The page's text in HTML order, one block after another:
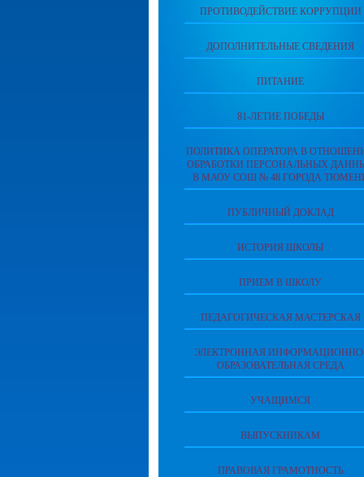
ПРОТИВОДЕЙСТВИЕ КОРРУПЦИИ
ДОПОЛНИТЕЛЬНЫЕ СВЕДЕНИЯ
ПИТАНИЕ
81-ЛЕТИЕ ПОБЕДЫ
ПОЛИТИКА ОПЕРАТОРА В
ОБРАБОТКИ ПЕРСОНАЛЬНЫХ
В МАОУ СОШ № 48 ГОРОДА
ПУБЛИЧНЫЙ ДОКЛАД
ИСТОРИЯ ШКОЛЫ
ПРИЕМ В ШКОЛУ
ПЕДАГОГИЧЕСКАЯ МАСТЕРСКАЯ
ЭЛЕКТРОННАЯ
ОБРАЗОВАТЕЛЬНАЯ СРЕДА
УЧАЩИМСЯ
ВЫПУСКНИКАМ
ПРАВОВАЯ ГРАМОТНОСТЬ